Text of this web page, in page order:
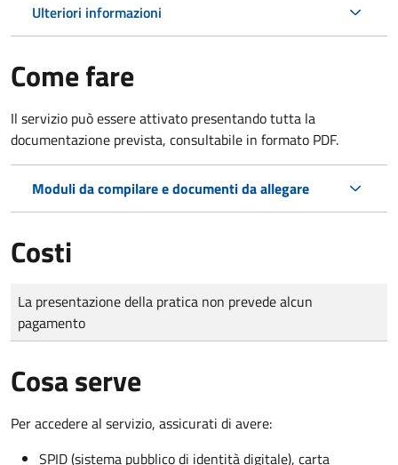
Ulteriori informazioni
Come fare
Il servizio può essere attivato presentando tutta la
documentazione prevista, consultabile in formato PDF.
Moduli da compilare e documenti da allegare
Costi
Tipo di pagamento
Importo
La presentazione della pratica non prevede alcun
pagamento
Cosa serve
Per accedere al servizio, assicurati di avere:
SPID (sistema pubblico di identità digitale), carta